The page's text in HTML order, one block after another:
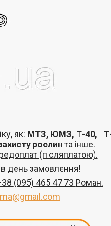
як: МТЗ, ЮМЗ, Т-40,
рослинта інше.
(післяплатою).
день замовлення!
(095) 465 47 73 Роман.